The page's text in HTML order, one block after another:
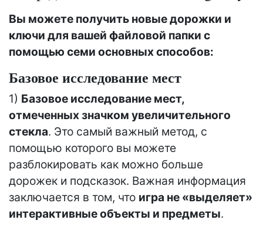
Вы можете получить новые дорожки и
ключи для вашей файловой папки с
помощью семи основных способов:
Базовое исследование мест
1) Базовое исследование мест,
отмеченных значком увеличительного
стекла. Это самый важный метод, с
помощью которого вы можете
разблокировать как можно больше
дорожек и подсказок. Важная информация
заключается в том, что игра не «выделяет»
интерактивные объекты и предметы.